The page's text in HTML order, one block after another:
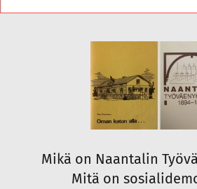
Mikä on Naantalin
Mitä on